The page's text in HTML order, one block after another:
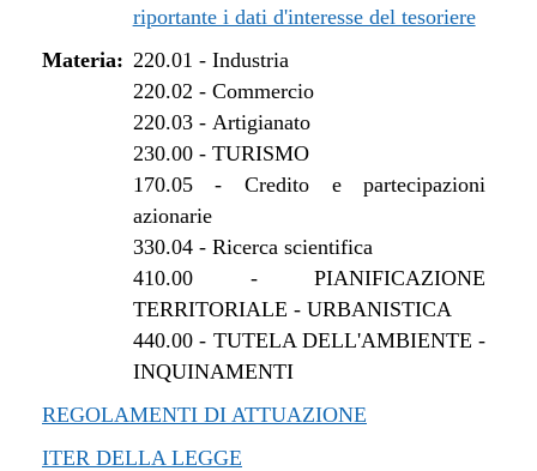
dal 12/08/2021 al 26/10/2021
dal 27/04/2021 al 11/08/2021
dal 26/02/2021 al 26/04/2021
riportante i dati d'interesse del tesoriere
Materia: 220.01 - Industria
220.02 - Commercio
220.03- Artigianato
230.00- TURISMO
170.05-Credito e partecipazioni
azionarie
330.04- Ricerca scientifica
410.00-PIANIFICAZIONE
TERRITORIALE - URBANISTICA
440.00- TUTELA DELL'AMBIENTE -
INQUINAMENTI
REGOLAMENTI DI ATTUAZIONE
ITER DELLA LEGGE